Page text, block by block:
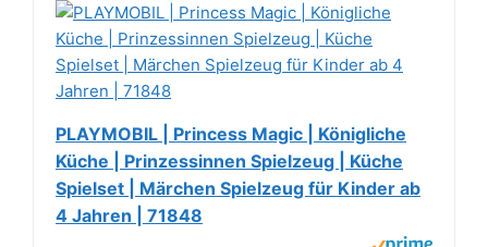
PLAYMOBIL | Princess Magic | Königliche
Küche | Prinzessinnen Spielzeug | Küche
Spielset | Märchen Spielzeug für Kinder ab
4 Jahren | 71848